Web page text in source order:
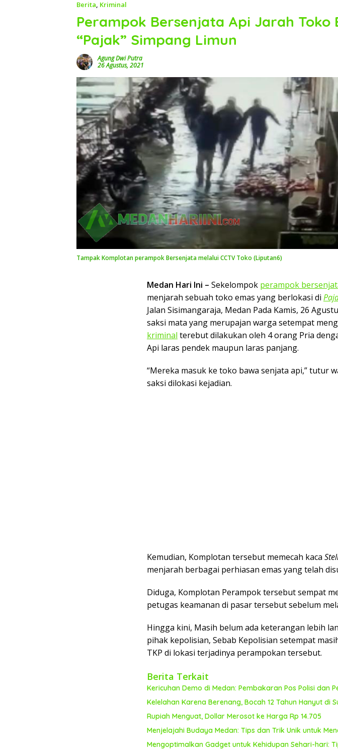
Berita, Kriminal
Perampok Bersenjata Api Jarah Toko
“Pajak” Simpang Limun
Agung Dwi Putra
26 Agustus, 2021
Tampak Komplotan perampok Bersenjata melalui CCTV Toko (Liputan6)
Medan Hari Ini – Sekelompok perampok
menjarah sebuah toko emas yang berlokasi di
Jalan Sisimangaraja, Medan Pada Kamis, 26
saksi mata yang merupajan warga setempat
kriminal terebut dilakukan oleh 4 orang Pria
Api laras pendek maupun laras panjang.
“Mereka masuk ke toko bawa senjata api,” tutur
saksi dilokasi kejadian.
Kemudian, Komplotan tersebut memecah kaca
menjarah berbagai perhiasan emas yang telah
Diduga, Komplotan Perampok tersebut sempat
petugas keamanan di pasar tersebut sebelum
Hingga kini, Masih belum ada keterangan lebih
pihak kepolisian, Sebab Kepolisian setempat
TKP di lokasi terjadinya perampokan tersebut.
Berita Terkait
Kericuhan Demo di Medan: Pembakaran Pos Polisi dan
Kelelahan Karena Berenang, Bocah 12 Tahun Hanyut di
Rupiah Menguat, Dollar Merosot ke Harga Rp 14.705
Menjelajahi Budaya Medan: Tips dan Trik Unik untuk
Mengoptimalkan Gadget untuk Kehidupan Sehari-hari: